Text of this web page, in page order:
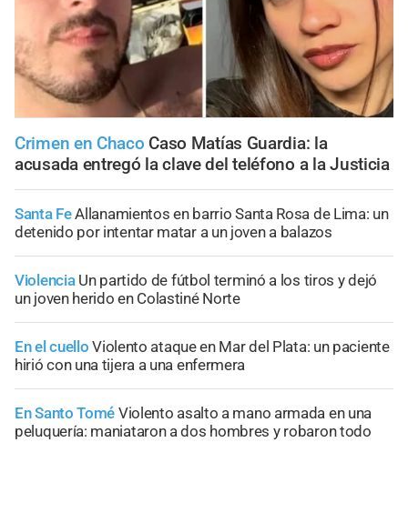
Crimen en Chaco Caso Matías Guardia: la
acusada entregó la clave del teléfono a la Justicia
Santa FeAllanamientos en barrio Santa Rosa de Lima: un
detenido por intentar matar a un joven a balazos
Violencia Un partido de fútbol terminó a los tiros y dejó
un joven herido en Colastiné Norte
En el cuello Violento ataque en Mar del Plata: un paciente
hirió con una tijera a una enfermera
En Santo Tomé Violento asalto a mano armada en una
peluquería: maniataron a dos hombres y robaron todo